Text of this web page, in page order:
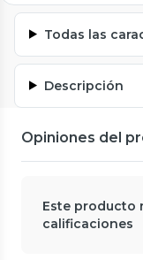
Todas las
Descripción
Opiniones del
Este producto
calificaciones